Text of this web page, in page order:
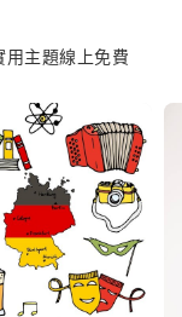
用主題線上免費